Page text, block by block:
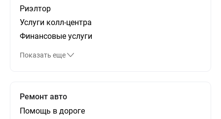
Риэлтор
Услуги колл-центра
Финансовые услуги
Показать еще
Ремонт авто
Помощь в дороге